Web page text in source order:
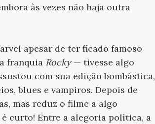
às vezes não haja outra
apesar de ter ficado famoso
franquia Rocky— tivesse algo
com sua edição bombástica,
blues e vampiros. Depois de
mas reduz o filme a algo
curto! Entre a alegoria política, a